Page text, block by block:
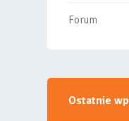
Forum
Ostatnie